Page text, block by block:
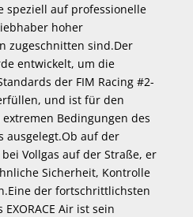
speziell auf professionelle
hoher
zugeschnitten sind.Der
entwickelt, um die
der FIM Racing #2-
und ist für den
Bedingungen des
ausgelegt.Ob auf der
Vollgas auf der Straße, er
Sicherheit, Kontrolle
der fortschrittlichsten
Air ist sein